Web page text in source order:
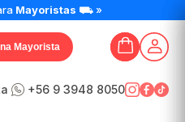
Mayoristas ⛟ »
Mayorista
+56 9 3948 8050